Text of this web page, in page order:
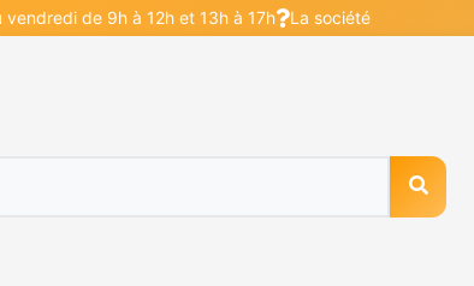
de 9h à 12h et 13h à 17h La société